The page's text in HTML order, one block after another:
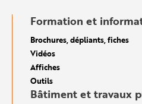
Formation et
Brochures, dépliants, fiches
Vidéos
Affiches
Outils
Bâtiment et travaux